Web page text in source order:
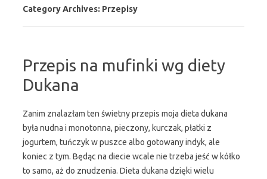
Category Archives: Przepisy
Przepis na mufinki wg diety
Dukana
Zanim znalazłam ten świetny przepis moja dieta dukana
była nudna i monotonna, pieczony, kurczak, płatki z
jogurtem, tuńczyk w puszce albo gotowany indyk, ale
koniec z tym. Będąc na diecie wcale nie trzeba jeść w kółko
to samo, aż do znudzenia. Dieta dukana dzięki wielu